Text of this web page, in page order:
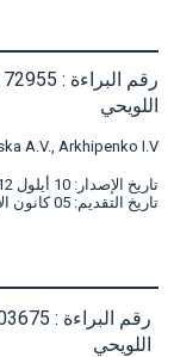
اللويحي
A.V., Arkhipenko I.V.
تاريخ الإصدار: 10 أيلول 2012
تاريخ التقديم: 05 كانون الأول 2011
اللويحي